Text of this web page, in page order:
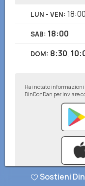
LUN - VEN: 18:00
SAB: 18:00
DOM: 8:30,
Hai notato informazioni
DinDonDan per inviare
Sostieni